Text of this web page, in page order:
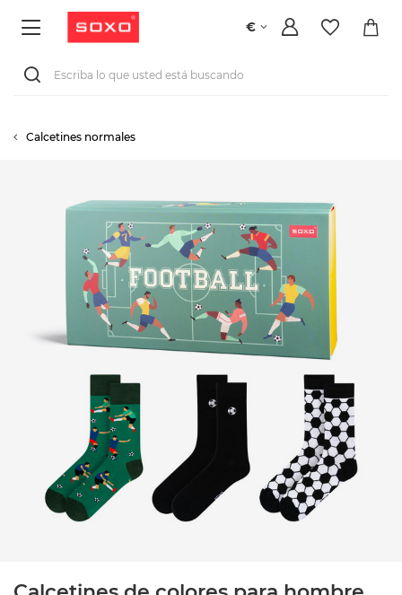
€
Calcetines normales